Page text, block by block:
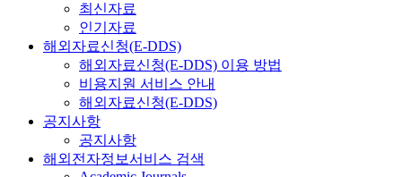
최신자료
인기자료
해외자료신청(E-DDS)
해외자료신청(E-DDS) 이용 방법
비용지원 서비스 안내
해외자료신청(E-DDS)
공지사항
공지사항
해외전자정보서비스 검색